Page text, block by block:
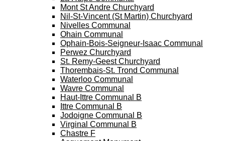
Mont St Andre Churchyard
Nil-St-Vincent (St Martin) Churchyard
Nivelles Communal
Ohain Communal
Ophain-Bois-Seigneur-Isaac Communal
Perwez Churchyard
St. Remy-Geest Churchyard
Thorembais-St. Trond Communal
Waterloo Communal
Wavre Communal
Haut-Ittre Communal B
Ittre Communal B
Jodoigne Communal B
Virginal Communal B
Chastre F